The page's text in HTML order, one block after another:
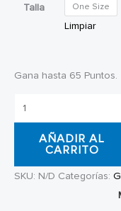
Talla One Size
Limpiar
Gana hasta 65 Puntos.
Gorra
Homie
Manhattan
cantidad
AÑADIR AL
CARRITO
SKU: N/D Categorías: